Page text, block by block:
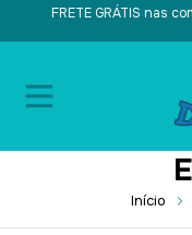
FRETE GRÁTIS nas
Início